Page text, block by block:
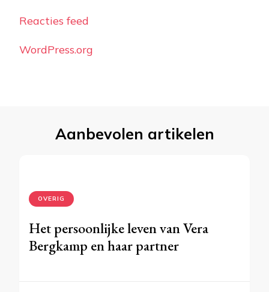
Reacties feed
WordPress.org
Aanbevolen artikelen
OVERIG
Het persoonlijke leven van Vera
Bergkamp en haar partner